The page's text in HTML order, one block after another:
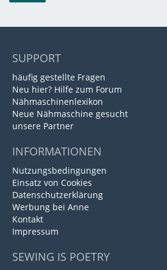
SUPPORT
häufig gestellte Fragen
Neu hier? Hilfe zum Forum
Nähmaschinenlexikon
Neue Nähmaschine gesucht
unsere Partner
INFORMATIONEN
Nutzungsbedingungen
Einsatz von Cookies
Datenschutzerklärung
Werbung bei Anne
Kontakt
Impressum
SEWING IS POETRY